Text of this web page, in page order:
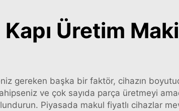
Kapı Üretim
gereken başka bir faktör, cihazın
ve çok sayıda parça üretmeyi
Piyasada makul fiyatlı cihazlar